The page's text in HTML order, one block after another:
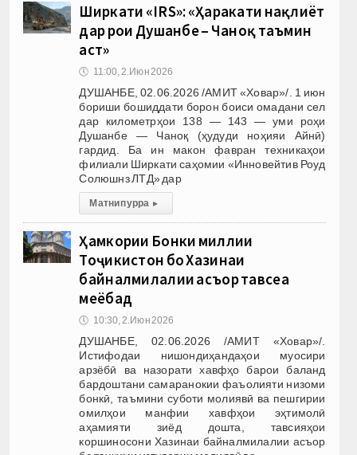
Ширкати «IRS»: «Ҳаракати нақлиёт
дар роҳи Душанбе – Чаноқ таъмин
аст»
🕔 11:00, 2.Июн 2026
ДУШАНБЕ, 02.06.2026 /АМИТ «Ховар»/. 1 июн
бориши бошиддати борон боиси омадани сел
дар километрҳои 138 — 143 — уми роҳи
Душанбе — Чаноқ (ҳудуди ноҳияи Айнӣ)
гардид. Ба ин макон фавран техникаҳои
филиали Ширкати саҳомии «Инновейтив Роуд
Солюшнз ЛТД» дар
Матни пурра ▸
Ҳамкории Бонки миллии
Тоҷикистон бо Хазинаи
байналмилалии асъор тавсеа
меёбад
🕔 10:30, 2.Июн 2026
ДУШАНБЕ, 02.06.2026 /АМИТ «Ховар»/.
Истифодаи нишондиҳандаҳои муосири
арзёбӣ ва назорати хавфҳо барои баланд
бардоштани самаранокии фаъолияти низоми
бонкӣ, таъмини суботи молиявӣ ва пешгирии
омилҳои манфии хавфҳои эҳтимолӣ
аҳамияти зиёд дошта, тавсияҳои
коршиносони Хазинаи байналмилалии асъор